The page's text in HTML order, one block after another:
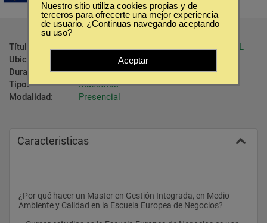
Título ofrecido:
Master en Medio Ambiente, calidad y PRL
Ubicación:
Salamanca - Salamanca
Duración:
1200 Horas
Tipo:
Maestrías
Modalidad:
Presencial
Caracteristicas
¿Por qué hacer un Master en Gestión Integrada, en Medio
Ambiente y Calidad en la Escuela Europea de Negocios?
Nuestro sitio utiliza cookies propias y de
terceros para ofrecerte una mejor experiencia
de usuario. ¿Continuas navegando aceptando
su uso?
Aceptar